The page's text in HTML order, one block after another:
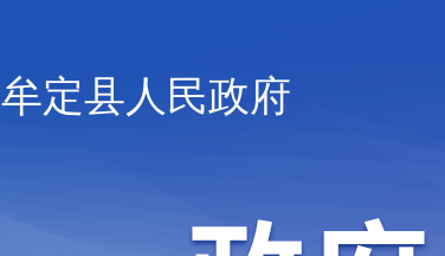
牟定县人民政府